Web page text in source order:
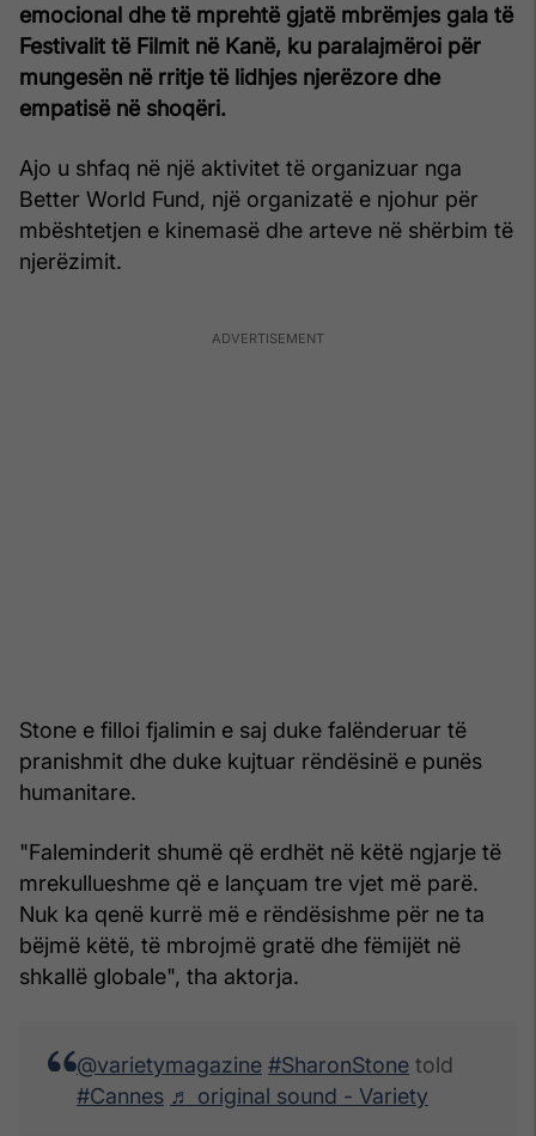
emocional dhe të mprehtë gjatë mbrëmjes gala të
Festivalit të Filmit në Kanë, ku paralajmëroi për
mungesën në rritje të lidhjes njerëzore dhe
empatisë në shoqëri.
Ajo u shfaq në një aktivitet të organizuar nga
Better World Fund, një organizatë e njohur për
mbështetjen e kinemasë dhe arteve në shërbim të
njerëzimit.
Stone e filloi fjalimin e saj duke falënderuar të
pranishmit dhe duke kujtuar rëndësinë e punës
humanitare.
"Faleminderit shumë që erdhët në këtë ngjarje të
mrekullueshme që e lançuam tre vjet më parë.
Nuk ka qenë kurrë më e rëndësishme për ne ta
bëjmë këtë, të mbrojmë gratë dhe fëmijët në
shkallë globale", tha aktorja.
@varietymagazine #SharonStone told
#Cannes ♬ original sound - Variety